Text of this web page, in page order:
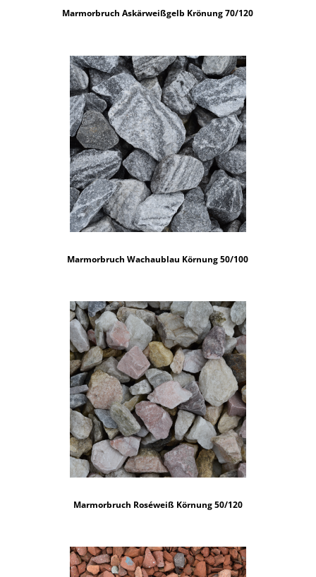
Marmorbruch Askärweißgelb Krönung 70/120
Marmorbruch Wachaublau Körnung 50/100
Marmorbruch Roséweiß Körnung 50/120